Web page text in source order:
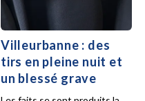
Villeurbanne : des
tirs en pleine nuit et
un blessé grave